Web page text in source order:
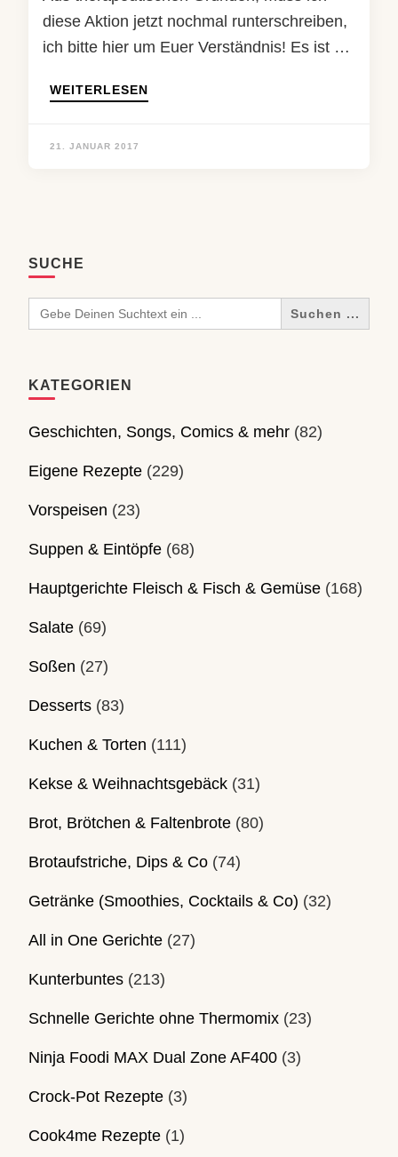
diese Aktion jetzt nochmal runterschreiben,
ich bitte hier um Euer Verständnis! Es ist …
WEITERLESEN
21. JANUAR 2017
SUCHE
Search
for:
KATEGORIEN
Geschichten, Songs, Comics & mehr (82)
Eigene Rezepte (229)
Vorspeisen (23)
Suppen & Eintöpfe (68)
Hauptgerichte Fleisch & Fisch & Gemüse (168)
Salate (69)
Soßen (27)
Desserts (83)
Kuchen & Torten (111)
Kekse & Weihnachtsgebäck (31)
Brot, Brötchen & Faltenbrote (80)
Brotaufstriche, Dips & Co (74)
Getränke (Smoothies, Cocktails & Co) (32)
All in One Gerichte (27)
Kunterbuntes (213)
Schnelle Gerichte ohne Thermomix (23)
Ninja Foodi MAX Dual Zone AF400 (3)
Crock-Pot Rezepte (3)
Cook4me Rezepte (1)